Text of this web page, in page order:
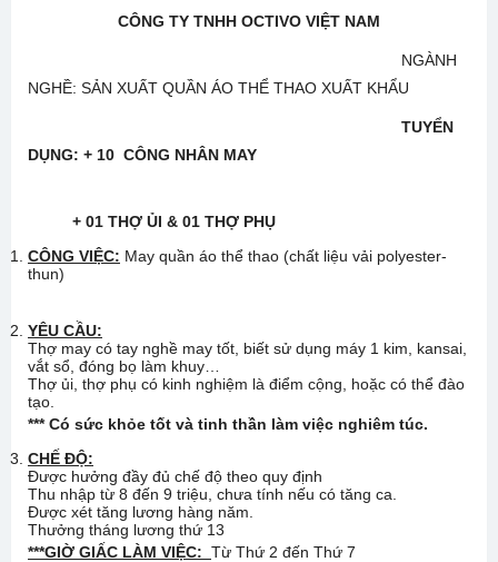
CÔNG TY TNHH OCTIVO VIỆT NAM
NGÀNH
NGHỀ: SẢN XUẤT QUẦN ÁO THỂ THAO XUẤT KHẨU
TUYỂN
DỤNG: + 10 CÔNG NHÂN MAY
+ 01 THỢ ỦI & 01 THỢ PHỤ
CÔNG VIỆC: May quần áo thể thao (chất liệu vải polyester-
thun)
YÊU CẦU:
Thợ may có tay nghề may tốt, biết sử dụng máy 1 kim, kansai,
vắt sổ, đóng bọ làm khuy…
Thợ ủi, thợ phụ có kinh nghiệm là điểm cộng, hoặc có thể đào
tạo.
***Có sức khỏe tốt và tinh thần làm việc nghiêm túc.
CHẾ ĐỘ:
Được hưởng đầy đủ chế độ theo quy định
Thu nhập từ 8 đến 9 triệu, chưa tính nếu có tăng ca.
Được xét tăng lương hàng năm.
Thưởng tháng lương thứ 13
***GIỜ GIẤC LÀM VIỆC: Từ Thứ 2 đến Thứ 7